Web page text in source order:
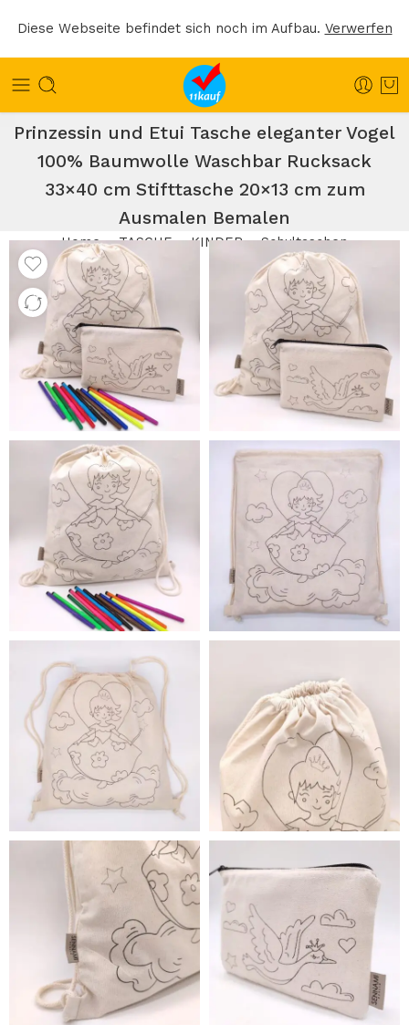
Diese Webseite befindet sich noch im Aufbau. Verwerfen
Kinder Ausmaltasche Set Turnbeutel
Prinzessin und Etui Tasche eleganter Vogel
100% Baumwolle Waschbar Rucksack
33×40 cm Stifttasche 20×13 cm zum
Ausmalen Bemalen
Home TASCHE KINDER Schultaschen